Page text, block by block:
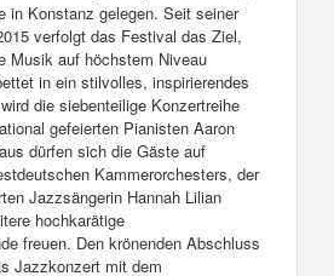
in Konstanz gelegen. Seit seiner
verfolgt das Festival das Ziel,
Musik auf höchstem Niveau
in ein stilvolles, inspirierendes
die siebenteilige Konzertreihe
gefeierten Pianisten Aaron
dürfen sich die Gäste auf
Kammerorchesters, der
Jazzsängerin Hannah Lilian
hochkarätige
freuen. Den krönenden Abschluss
Jazzkonzert mit dem